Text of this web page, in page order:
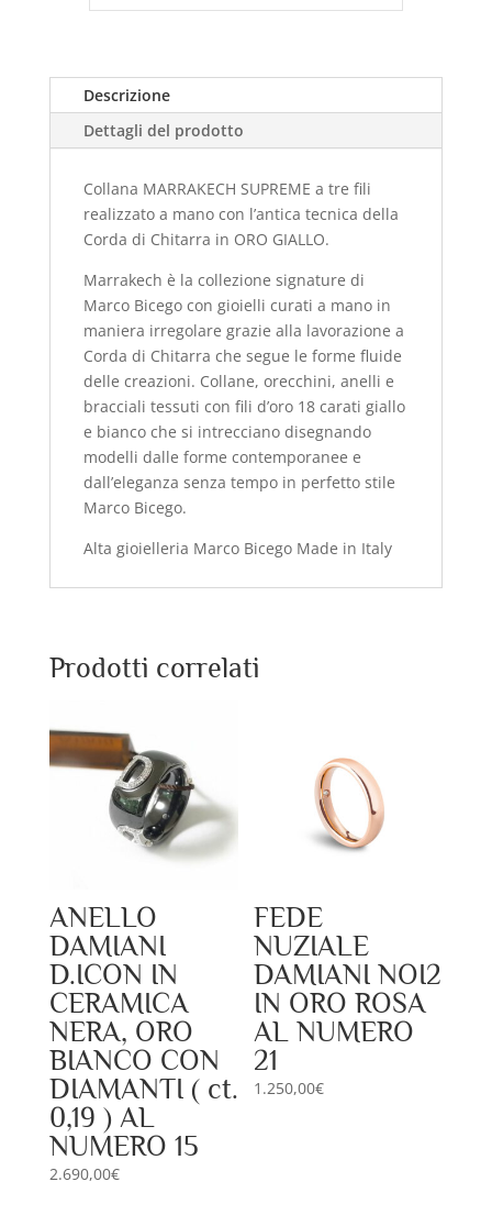
Descrizione
Dettagli del prodotto
Collana MARRAKECH SUPREME a tre fili
realizzato a mano con l’antica tecnica della
Corda di Chitarra in ORO GIALLO.
Marrakech è la collezione signature di
Marco Bicego con gioielli curati a mano in
maniera irregolare grazie alla lavorazione a
Corda di Chitarra che segue le forme fluide
delle creazioni. Collane, orecchini, anelli e
bracciali tessuti con fili d’oro 18 carati giallo
e bianco che si intrecciano disegnando
modelli dalle forme contemporanee e
dall’eleganza senza tempo in perfetto stile
Marco Bicego.
Alta gioielleria Marco Bicego Made in Italy
Prodotti correlati
ANELLO
DAMIANI
D.ICON IN
CERAMICA
NERA, ORO
BIANCO CON
DIAMANTI ( ct.
0,19 ) AL
NUMERO 15
2.690,00€
FEDE
NUZIALE
DAMIANI NOI2
IN ORO ROSA
AL NUMERO
21
1.250,00€